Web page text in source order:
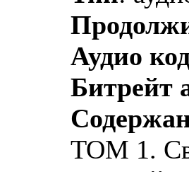
Аудио
Битрейт
ТОМ 1.